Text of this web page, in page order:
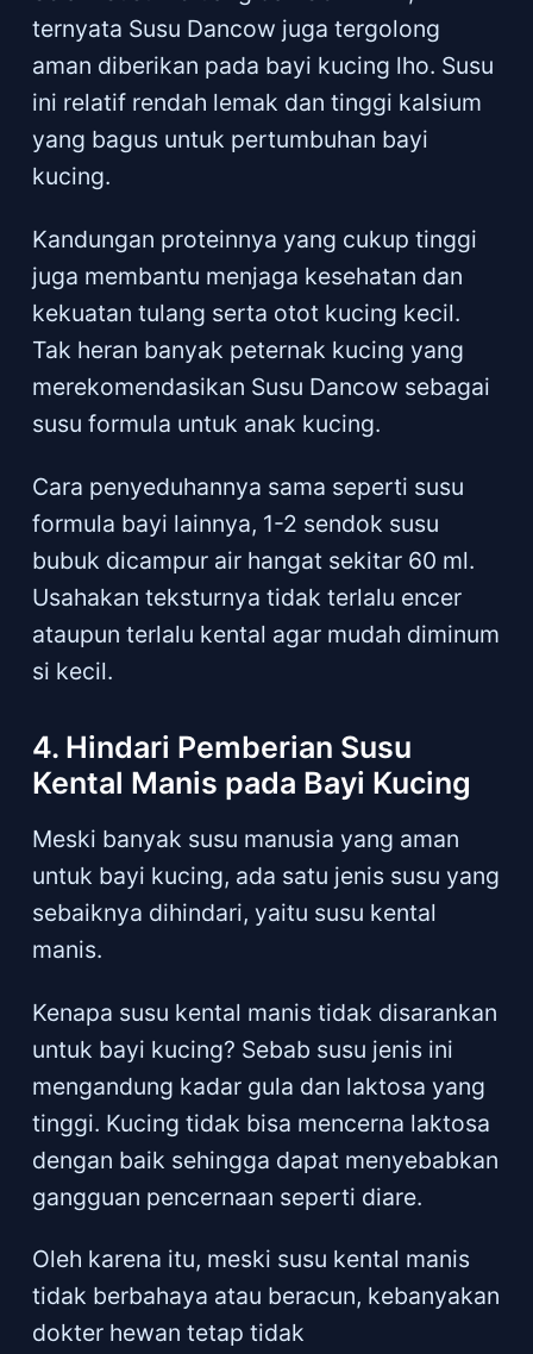
ternyata Susu Dancow juga tergolong
aman diberikan pada bayi kucing lho. Susu
ini relatif rendah lemak dan tinggi kalsium
yang bagus untuk pertumbuhan bayi
kucing.
Kandungan proteinnya yang cukup tinggi
juga membantu menjaga kesehatan dan
kekuatan tulang serta otot kucing kecil.
Tak heran banyak peternak kucing yang
merekomendasikan Susu Dancow sebagai
susu formula untuk anak kucing.
Cara penyeduhannya sama seperti susu
formula bayi lainnya, 1-2 sendok susu
bubuk dicampur air hangat sekitar 60 ml.
Usahakan teksturnya tidak terlalu encer
ataupun terlalu kental agar mudah diminum
si kecil.
4. Hindari Pemberian Susu
Kental Manis pada Bayi Kucing
Meski banyak susu manusia yang aman
untuk bayi kucing, ada satu jenis susu yang
sebaiknya dihindari, yaitu susu kental
manis.
Kenapa susu kental manis tidak disarankan
untuk bayi kucing? Sebab susu jenis ini
mengandung kadar gula dan laktosa yang
tinggi. Kucing tidak bisa mencerna laktosa
dengan baik sehingga dapat menyebabkan
gangguan pencernaan seperti diare.
Oleh karena itu, meski susu kental manis
tidak berbahaya atau beracun, kebanyakan
dokter hewan tetap tidak